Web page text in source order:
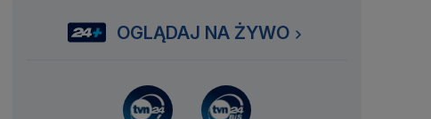
OGLĄDAJ NA ŻYWO